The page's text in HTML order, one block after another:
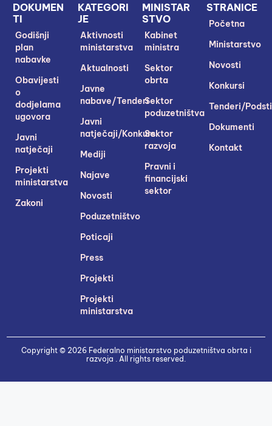
STRANICE
Početna
Ministarstvo
Novosti
Konkursi
Tenderi/
Dokumenti
Kontakt
MINISTAR
STVO
Kabinet
ministra
Sektor
obrta
Sektor
poduzetništva
Sektor
razvoja
Pravni i
financijski
sektor
KATEGORI
JE
Aktivnosti
ministarstva
Aktualnosti
Javne
nabave/Tenderi
Javni
natječaji/Konkursi
Mediji
Najave
Novosti
Poduzetništvo
Poticaji
Press
Projekti
Projekti
ministarstva
DOKUMEN
TI
Godišnji
plan
nabavke
Obavijesti
o
dodjelama
ugovora
Javni
natječaji
Projekti
ministarstva
Zakoni
Copyright © 2026 Federalno ministarstvo poduzetništva obrta i
razvoja . All rights reserved.